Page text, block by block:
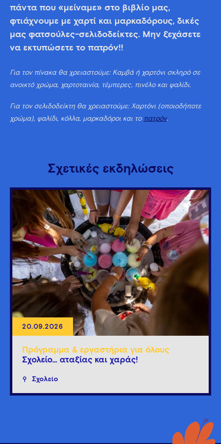
πάντα που «μείναμε» στο βιβλίο μας,
φτιάχνουμε με χαρτί και μαρκαδόρους, δικές
μας φατσούλες-σελιδοδείκτες. Μην ξεχάσετε
να εκτυπώσετε το πατρόν!!
Για τον πίνακα θα χρειαστούμε: Καμβά ή χαρτόνι σκληρό σε
ανοικτό χρώμα, χαρτοταινία, τέμπερες, πινέλο και ψαλίδι.
Για τον σελιδοδείκτη θα χρειαστούμε: Χαρτόνι (οποιοδήποτε
χρώμα), ψαλίδι, κόλλα, μαρκαδόροι και το πατρόν.
Σχετικές εκδηλώσεις
20.09.2026
Πρόγραμμα & εργαστήρια για όλους
Σχολείο… αταξίας και χαράς!
Σχολείο